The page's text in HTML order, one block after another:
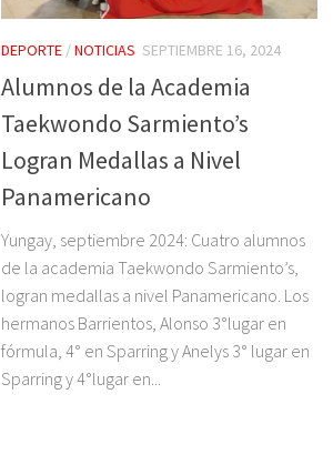
DEPORTE /NOTICIAS SEPTIEMBRE 16, 2024
Alumnos de la Academia
Taekwondo Sarmiento’s
Logran Medallas a Nivel
Panamericano
Yungay, septiembre 2024: Cuatro alumnos
de la academia Taekwondo Sarmiento’s,
logran medallas a nivel Panamericano. Los
hermanos Barrientos, Alonso 3°lugar en
fórmula, 4° en Sparring y Anelys 3° lugar en
Sparring y 4°lugar en...